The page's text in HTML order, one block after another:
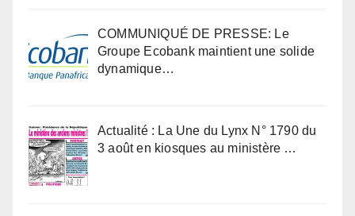
COMMUNIQUÉ DE PRESSE: Le
Groupe Ecobank maintient une solide
dynamique…
Actualité : La Une du Lynx N° 1790 du
3 août en kiosques au ministère …